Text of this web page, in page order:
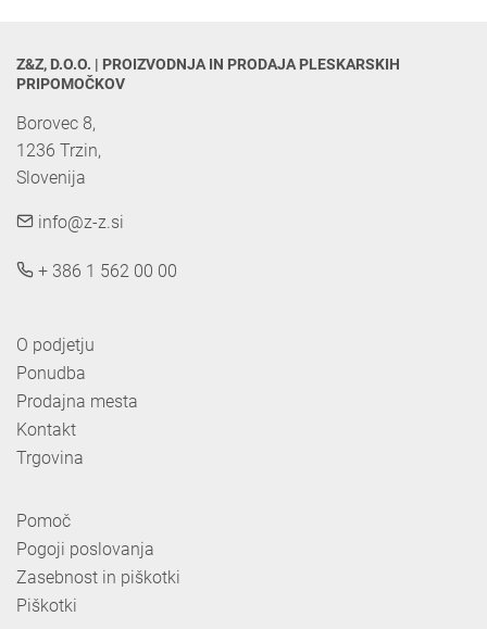
Z&Z, D.O.O. | PROIZVODNJA IN PRODAJA PLESKARSKIH
PRIPOMOČKOV
Borovec 8,
1236 Trzin,
Slovenija
info@z-z.si
+ 386 1 562 00 00
O podjetju
Ponudba
Prodajna mesta
Kontakt
Trgovina
Pomoč
Pogoji poslovanja
Zasebnost in piškotki
Piškotki